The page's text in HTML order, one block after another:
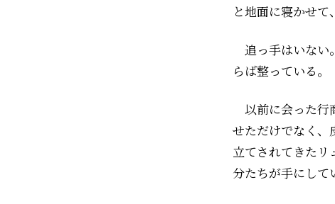
と地面に寝かせて
追っ手はいない
らば整っている。
以前に会った行
せただけでなく、
立てされてきたリ
分たちが手にして